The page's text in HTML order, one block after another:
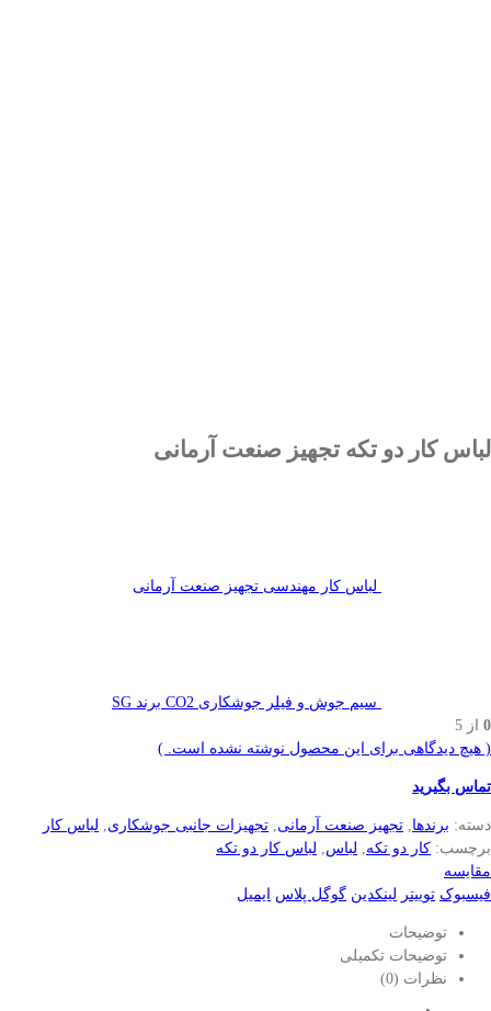
لباس کار دو تکه تجهیز صنعت آرمانی
لباس کار مهندسی تجهیز صنعت آرمانی
سیم جوش و فیلر جوشکاری CO2 برند SG
0 از 5
( هیچ دیدگاهی برای این محصول نوشته نشده است. )
تماس بگیرید
دسته: برندها تجهیز صنعت آرمانی تجهیزات جانبی جوشکاری
لباس کار
برچسب: کار دو تکه لباس
لباس کار دو تکه
مقایسه
فیسبوک توییتر لینکدین گوگل پلاس ایمیل
توضیحات
توضیحات تکمیلی
نظرات (0)